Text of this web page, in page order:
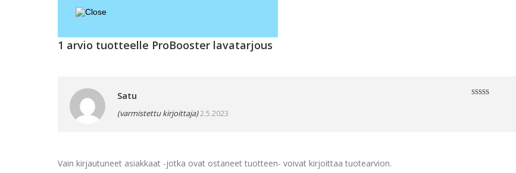
1 arvio tuotteelle ProBooster lavatarjous
Satu
(varmistettu kirjoittaja)2.5.2023
Vain kirjautuneet asiakkaat -jotka ovat ostaneet tuotteen- voivat kirjoittaa tuotearvion.